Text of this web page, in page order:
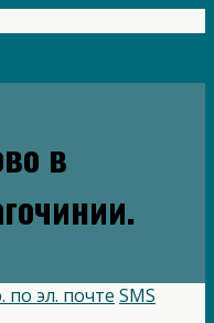
в
по эл. почте SMS